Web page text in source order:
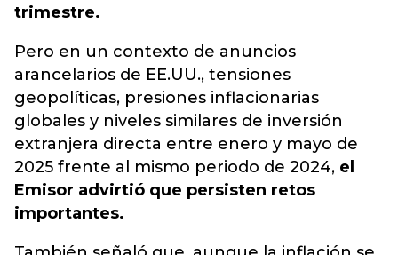
trimestre.
Pero en un contexto de anuncios
arancelarios de EE.UU., tensiones
geopolíticas, presiones inflacionarias
globales y niveles similares de inversión
extranjera directa entre enero y mayo de
2025 frente al mismo periodo de 2024, el
Emisor advirtió que persisten retos
importantes.